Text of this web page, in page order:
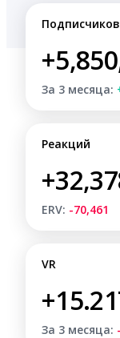
Подписчиков
За 3 месяца:
Реакций
ERV: -70,461
VR
За 3 месяца: